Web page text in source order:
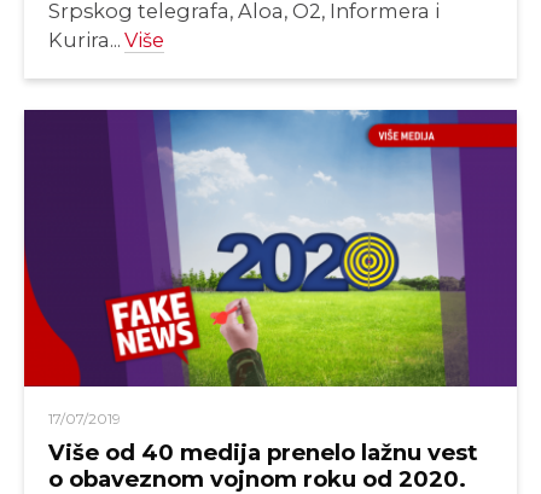
Srpskog telegrafa, Aloa, O2, Informera i
Kurira... Više
17/07/2019
Više od 40 medija prenelo lažnu vest
o obaveznom vojnom roku od 2020.